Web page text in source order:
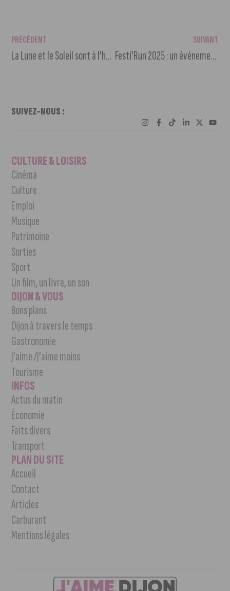
PRÉCÉDENT
La Lune et le Soleil sont à l’honneur en Côte-d’Or !
SUIVANT
Festi’Run 2025 : un événement sportif, solidaire et inclusif
SUIVEZ-NOUS :
CULTURE & LOISIRS
Cinéma
Culture
Emploi
Musique
Patrimoine
Sorties
Sport
Un film, un livre, un son
DIJON & VOUS
Bons plans
Dijon à travers le temps
Gastronomie
J’aime /J’aime moins
Tourisme
INFOS
Actus du matin
Économie
Faits divers
Transport
PLAN DU SITE
Accueil
Contact
Articles
Carburant
Mentions légales